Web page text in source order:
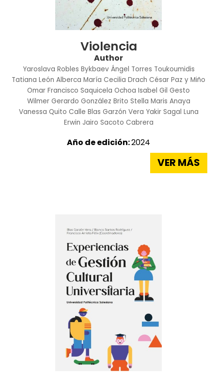
Violencia
Author
Yaroslava Robles Bykbaev Ángel Torres Toukoumidis
Tatiana León Alberca María Cecilia Drach César Paz y Miño
Omar Francisco Saquicela Ochoa Isabel Gil Gesto
Wilmer Gerardo González Brito Stella Maris Anaya
Vanessa Quito Calle Blas Garzón Vera Yakir Sagal Luna
Erwin Jairo Sacoto Cabrera
Año de edición:2024
VER MÁS